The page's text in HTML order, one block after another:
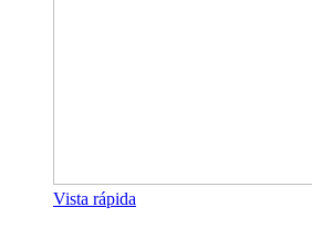
Vista rápida